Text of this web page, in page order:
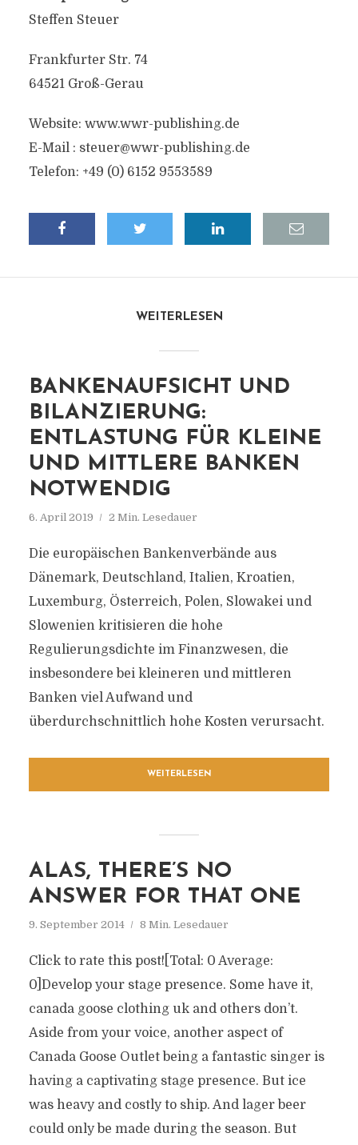
Steffen Steuer
Frankfurter Str. 74
64521 Groß-Gerau
Website: www.wwr-publishing.de
E-Mail : steuer@wwr-publishing.de
Telefon: +49 (0) 6152 9553589
WEITERLESEN
BANKENAUFSICHT UND
BILANZIERUNG:
ENTLASTUNG FÜR KLEINE
UND MITTLERE BANKEN
NOTWENDIG
6. April 2019 2 Min. Lesedauer
Die europäischen Bankenverbände aus
Dänemark, Deutschland, Italien, Kroatien,
Luxemburg, Österreich, Polen, Slowakei und
Slowenien kritisieren die hohe
Regulierungsdichte im Finanzwesen, die
insbesondere bei kleineren und mittleren
Banken viel Aufwand und
überdurchschnittlich hohe Kosten verursacht.
WEITERLESEN
ALAS, THERE’S NO
ANSWER FOR THAT ONE
9. September 2014 8 Min. Lesedauer
Click to rate this post![Total: 0 Average:
0]Develop your stage presence. Some have it,
canada goose clothing uk and others don’t.
Aside from your voice, another aspect of
Canada Goose Outlet being a fantastic singer is
having a captivating stage presence. But ice
was heavy and costly to ship. And lager beer
could only be made during the season. But